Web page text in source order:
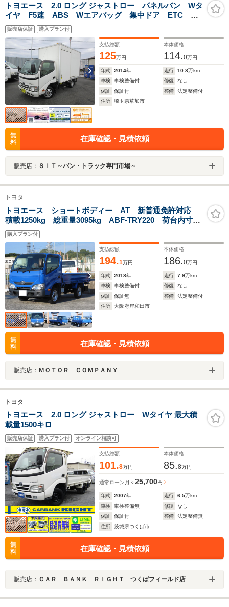
トヨエース 2.0 ロング ジャストロー パネルバン Wタ
イヤ F5速 ABS Wエアバッグ 集中ドア ETC 左
電格ミラー バックモニター 荷箱シャッター扉 荷箱
左サイドドア 荷箱内寸高さ206幅177長さ296 1500Kg
販売店保証 購入プラン付
支払総額
125万円
本体価格
114.0万円
年式 2014年 走行 10.8万km
車検
車検整備付 修復
なし
保証
保証付 整備
法定整備付
住所
埼玉県草加市
無
料
在庫確認・見積依頼
販売店： ＳＩＴ～バン・トラック専門市場～
トヨタ
トヨエース ショートボディー AT 新普通免許対応
積載1250kg 総重量3095kg ABF-TRY220 荷台内寸
285/160/38 荷台高85
購入プラン付
支払総額
194.1万円
本体価格
186.0万円
年式 2018年 走行 7.9万km
車検
車検整備付 修復
なし
保証
保証無 整備
法定整備付
住所
大阪府岸和田市
無
料
在庫確認・見積依頼
販売店： ＭＯＴＯＲ ＣＯＭＰＡＮＹ
トヨタ
トヨエース 2.0 ロング ジャストロー Wタイヤ 最大積
載量1500キロ
販売店保証 購入プラン付 オンライン相談可
支払総額
101.8万円
本体価格
85.8万円
通常ローン 月々25,700円
年式 2007年 走行 6.5万km
車検
車検整備無 修復
なし
保証
保証付 整備
法定整備無
住所
茨城県つくば市
無
料
在庫確認・見積依頼
販売店： ＣＡＲ ＢＡＮＫ ＲＩＧＨＴ つくばフィールド店